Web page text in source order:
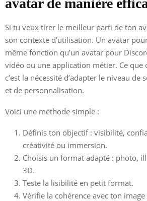
Si tu veux tirer le meilleur parti de ton
son contexte d’utilisation. Un avatar
même fonction qu’un avatar pour
vidéo ou une application métier. Ce que
c’est la nécessité d’adapter le niveau de
et de personnalisation.
Voici une méthode simple :
Définis ton objectif : visibilité,
créativité ou immersion.
Choisis un format adapté : photo,
3D.
Teste la lisibilité en petit format.
Vérifie la cohérence avec ton